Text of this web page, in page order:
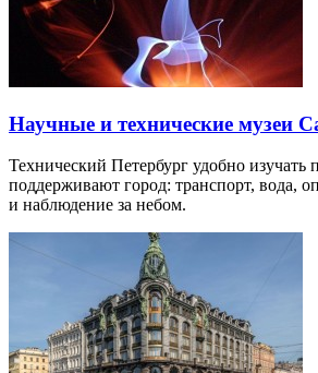
Научные и технические музеи
Технический Петербург удобно изучать
поддерживают город: транспорт, вода,
и наблюдение за небом.